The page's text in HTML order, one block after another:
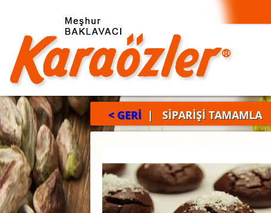
< GERİ | SİPARİŞİ TAMAMLA